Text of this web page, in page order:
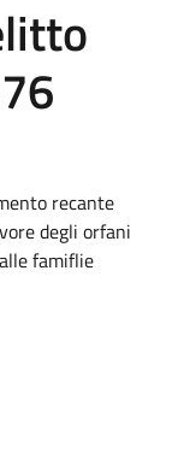
recante
degli orfani
famiflie